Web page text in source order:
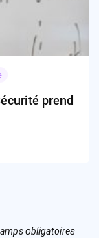
prend
obligatoires